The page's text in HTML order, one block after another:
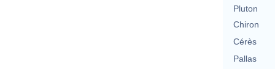
Pluton
Chiron
Cérès
Pallas